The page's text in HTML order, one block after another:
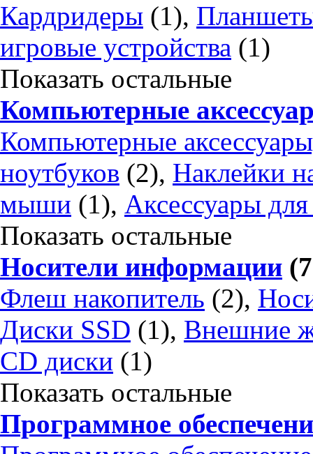
Кардридеры (1),
игровые устройства (1)
Показать остальные
Компьютерные
Компьютерные
ноутбуков (2), Наклейки
мыши (1), Аксессуары
Показать остальные
Носители информации
Флеш накопитель (2),
Диски SSD (1), Внешние
CD диски (1)
Показать остальные
Программное